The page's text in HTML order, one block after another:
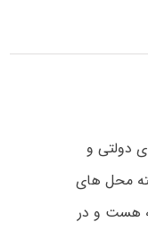
دولتی و
محل های
هست و در